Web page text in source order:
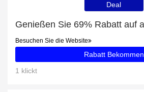
Deal
Besuchen Sie die Website
Rabatt Bekommen
1 klickt